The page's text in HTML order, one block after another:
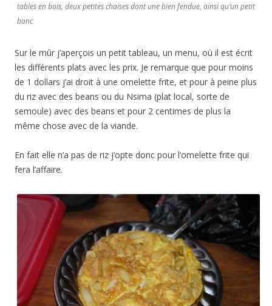
tables en bois, deux petites chaises dont une bien fendue, ainsi qu’un petit
banc
Sur le mûr j’aperçois un petit tableau, un menu, où il est écrit
les différents plats avec les prix. Je remarque que pour moins
de 1 dollars j’ai droit à une omelette frite, et pour à peine plus
du riz avec des beans ou du Nsima (plat local, sorte de
semoule) avec des beans et pour 2 centimes de plus la
même chose avec de la viande.
En fait elle n’a pas de riz j’opte donc pour l’omelette frite qui
fera l’affaire.